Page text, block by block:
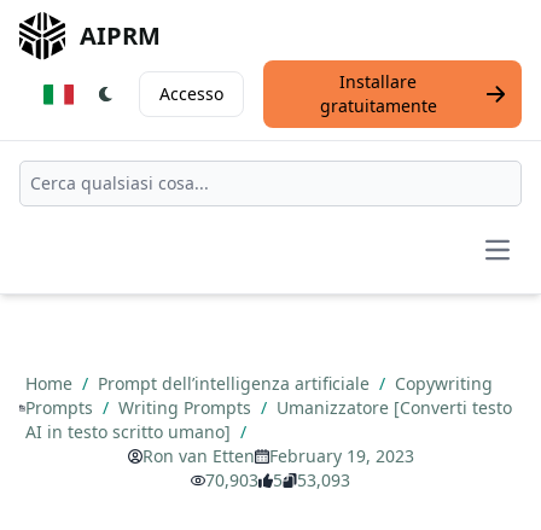
AIPRM
Accesso
Installare
gratuitamente
Home / Prompt dell’intelligenza artificiale / Copywriting
Prompts / Writing Prompts / Umanizzatore [Converti testo
AI in testo scritto umano] /
Ron van Etten
February 19, 2023
70,903
5 53,093